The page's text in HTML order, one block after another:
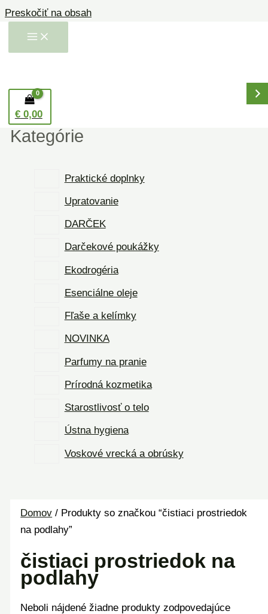
Preskočiť na obsah
€0,00
Kategórie
Praktické doplnky
Upratovanie
DARČEK
Darčekové poukážky
Ekodrogéria
Esenciálne oleje
Fľaše a kelímky
NOVINKA
Parfumy na pranie
Prírodná kozmetika
Starostlivosť o telo
Ústna hygiena
Voskové vrecká a obrúsky
Domov / Produkty so značkou “čistiaci prostriedok
na podlahy”
čistiaci prostriedok na
podlahy
Neboli nájdené žiadne produkty zodpovedajúce